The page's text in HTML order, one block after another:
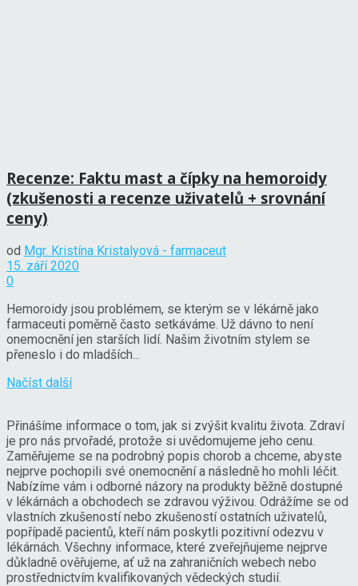
Recenze: Faktu mast a čípky na hemoroidy
(zkušenosti a recenze uživatelů + srovnání
ceny)
od Mgr. Kristína Kristalyová - farmaceut
15. září 2020
0
Hemoroidy jsou problémem, se kterým se v lékárně jako
farmaceuti poměrně často setkáváme. Už dávno to není
onemocnění jen starších lidí. Našim životním stylem se
přeneslo i do mladších...
Načíst další
Přinášíme informace o tom, jak si zvýšit kvalitu života. Zdraví
je pro nás prvořadé, protože si uvědomujeme jeho cenu.
Zaměřujeme se na podrobný popis chorob a chceme, abyste
nejprve pochopili své onemocnění a následně ho mohli léčit.
Nabízíme vám i odborné názory na produkty běžně dostupné
v lékárnách a obchodech se zdravou výživou. Odrážíme se od
vlastních zkušeností nebo zkušeností ostatních uživatelů,
popřípadě pacientů, kteří nám poskytli pozitivní odezvu v
lékárnách. Všechny informace, které zveřejňujeme nejprve
důkladně ověřujeme, ať už na zahraničních webech nebo
prostřednictvím kvalifikovaných vědeckých studií.